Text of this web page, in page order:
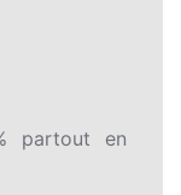
partout en